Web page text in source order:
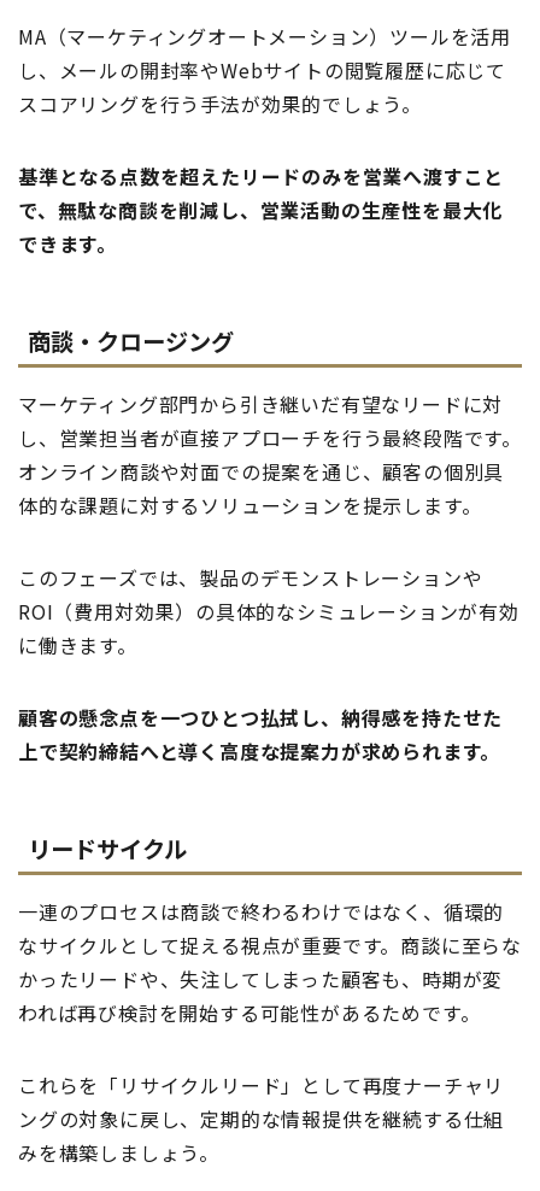
MA（マーケティングオートメーション）ツールを活用
し、メールの開封率やWebサイトの閲覧履歴に応じて
スコアリングを行う手法が効果的でしょう。
基準となる点数を超えたリードのみを営業へ渡すこと
で、無駄な商談を削減し、営業活動の生産性を最大化
できます。
商談・クロージング
マーケティング部門から引き継いだ有望なリードに対
し、営業担当者が直接アプローチを行う最終段階です。
オンライン商談や対面での提案を通じ、顧客の個別具
体的な課題に対するソリューションを提示します。
このフェーズでは、製品のデモンストレーションや
ROI（費用対効果）の具体的なシミュレーションが有効
に働きます。
顧客の懸念点を一つひとつ払拭し、納得感を持たせた
上で契約締結へと導く高度な提案力が求められます。
リードサイクル
一連のプロセスは商談で終わるわけではなく、循環的
なサイクルとして捉える視点が重要です。商談に至らな
かったリードや、失注してしまった顧客も、時期が変
われば再び検討を開始する可能性があるためです。
これらを「リサイクルリード」として再度ナーチャリ
ングの対象に戻し、定期的な情報提供を継続する仕組
みを構築しましょう。